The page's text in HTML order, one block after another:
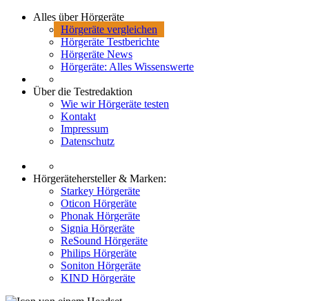
Alles über Hörgeräte
Hörgeräte vergleichen
Hörgeräte Testberichte
Hörgeräte News
Hörgeräte: Alles Wissenswerte
Über die Testredaktion
Wie wir Hörgeräte testen
Kontakt
Impressum
Datenschutz
Hörgerätehersteller & Marken:
Starkey Hörgeräte
Oticon Hörgeräte
Phonak Hörgeräte
Signia Hörgeräte
ReSound Hörgeräte
Philips Hörgeräte
Soniton Hörgeräte
KIND Hörgeräte